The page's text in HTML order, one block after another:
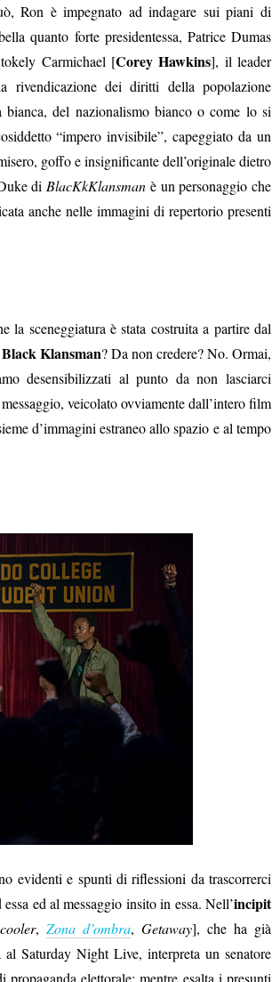
Ron è impegnato ad indagare sui piani di
quanto forte presidentessa, Patrice Dumas
Carmichael [Corey Hawkins], il leader
rivendicazione dei diritti della popolazione
bianca, del nazionalismo bianco o come lo si
“impero invisibile”, capeggiato da un
goffo e insignificante dell’originale dietro
di BlacKkKlansmanè un personaggio che
anche nelle immagini di repertorio presenti
la sceneggiatura è stata costruita a partire dal
Black Klansman? Da non credere? No. Ormai,
desensibilizzati al punto da non lasciarci
veicolato ovviamente dall’intero film
d’immagini estraneo allo spazio e al tempo
evidenti e spunti di riflessioni da trascorrerci
ed al messaggio insito in essa. Nell’incipit
,Zona d’ombra,Getaway], che ha già
Saturday Night Live, interpreta un senatore
propaganda elettorale: mentre esalta i presunti